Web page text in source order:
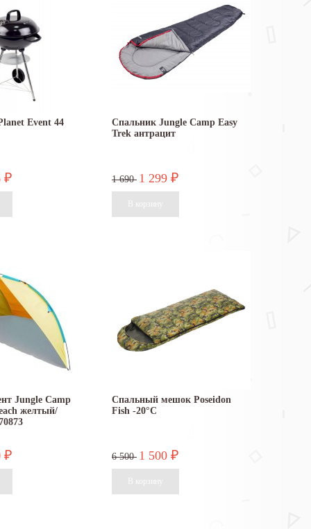
Event 44
₽
Спальник Jungle Camp Easy
Trek антрацит
1 690 1 299 ₽
Jungle Camp
желтый/
₽
Спальный мешок Poseidon
Fish -20°C
6 500 1 500 ₽